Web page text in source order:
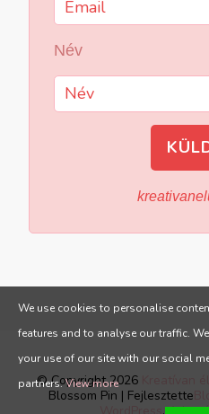
Név
© Copyright 2026
Blossom Pin | Fejlesztette
We use cookies to personalise
features and to analyse our traffic.
your use of our site with our social
partners.View more